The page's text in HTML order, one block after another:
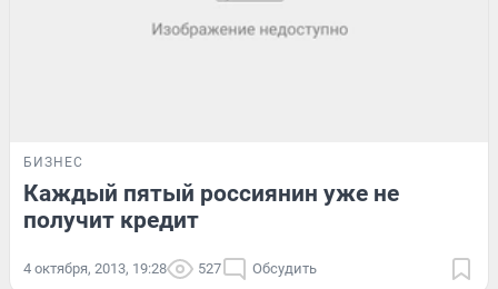
БИЗНЕС
Каждый пятый россиянин уже не
получит кредит
4 октября, 2013, 19:28 527 Обсудить